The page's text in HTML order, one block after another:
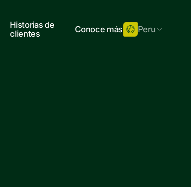
Historias de
clientes
Conoce más Peru